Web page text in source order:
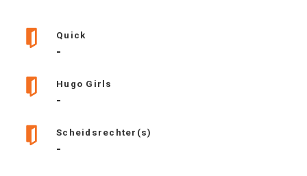
Quick
-
Hugo Girls
-
Scheidsrechter(s)
-